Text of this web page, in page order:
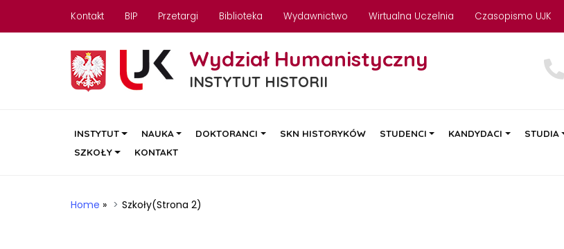
Kontakt BIP Przetargi Biblioteka Wydawnictwo Wirtualna Uczelnia Czasopismo UJK
Wydział Humanistyczny
INSTYTUT HISTORII
INSTYTUT NAUKA DOKTORANCI SKN HISTORYKÓW STUDENCI KANDYDACI STUDIA
SZKOŁY
KONTAKT
Home » Szkoły(Strona 2)